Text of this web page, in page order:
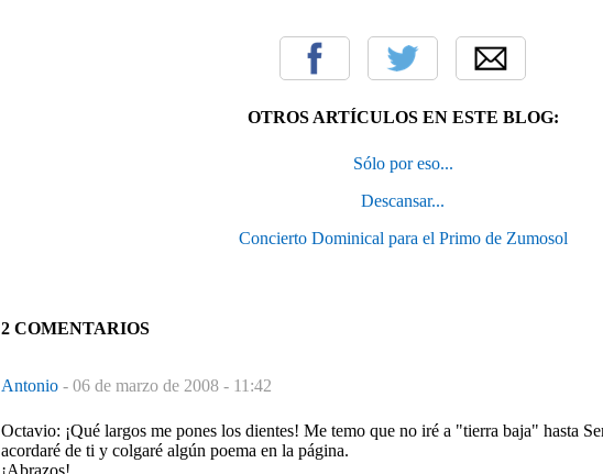
OTROS ARTÍCULOS EN ESTE BLOG:
Sólo por eso...
Descansar...
Concierto Dominical para el Primo de Zumosol
2 COMENTARIOS
Antonio - 06 de marzo de 2008 - 11:42
Octavio: ¡Qué largos me pones los dientes! Me temo que no iré a "tierra baja" hasta
acordaré de ti y colgaré algún poema en la página.
¡Abrazos!